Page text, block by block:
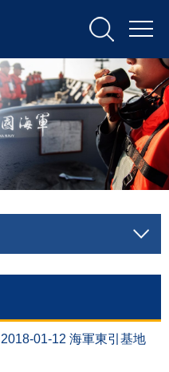
2018-01-12 海軍東引基地